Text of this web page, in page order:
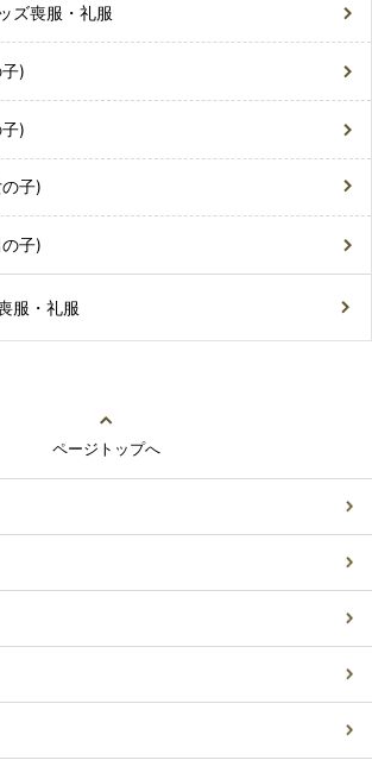
ズ喪服・礼服
)
)
子)
子)
服・礼服
ページトップへ